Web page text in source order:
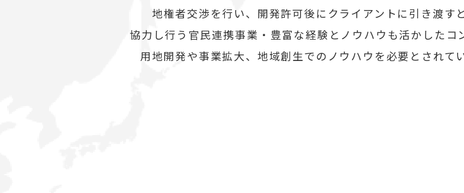
地権者交渉を行い、開発許可後にクライアントに引き渡す
協力し行う官民連携事業・豊富な経験とノウハウも活かしたコ
用地開発や事業拡大、地域創生でのノウハウを必要とされて